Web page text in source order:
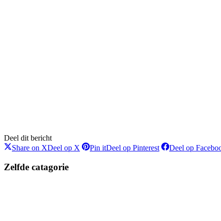
Deel dit bericht
Share on XDeel op X Pin itDeel op Pinterest Deel op
Zelfde catagorie